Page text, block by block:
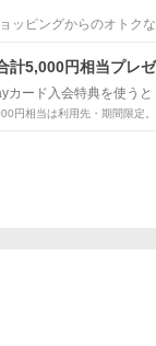
ッピングからのオトク
計5,000円相当プレゼ
カード入会特典を使うと
円相当は利用先・期間限定